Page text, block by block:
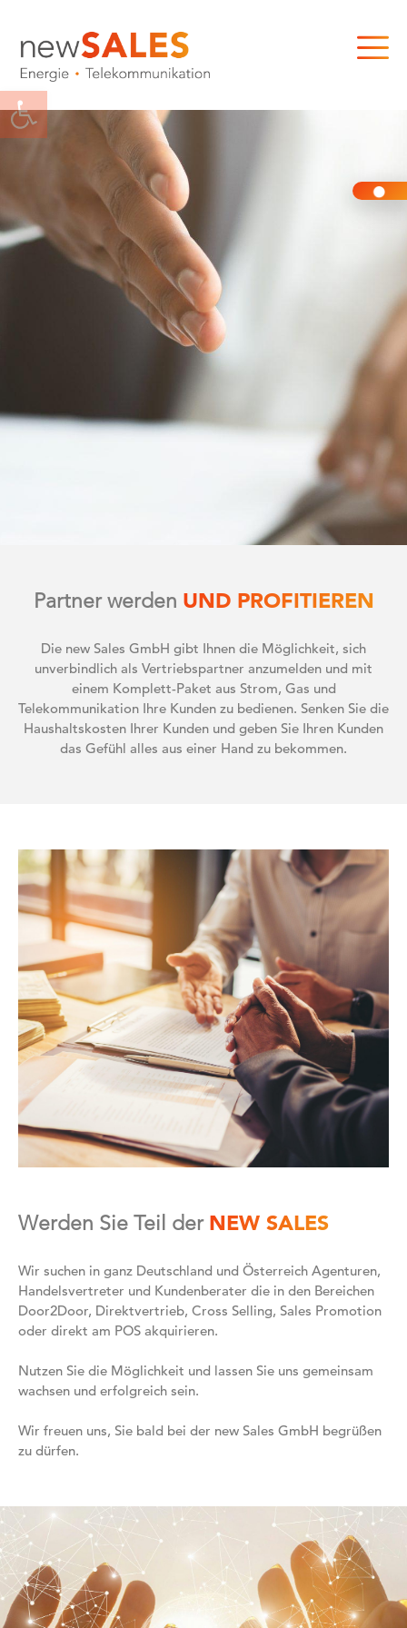
Werkzeugleiste öffnen
Partner werden UND PROFITIEREN
Die new Sales GmbH gibt Ihnen die Möglichkeit, sich
unverbindlich als Vertriebspartner anzumelden und mit
einem Komplett-Paket aus Strom, Gas und
Telekommunikation Ihre Kunden zu bedienen. Senken Sie die
Haushaltskosten Ihrer Kunden und geben Sie Ihren Kunden
das Gefühl alles aus einer Hand zu bekommen.
Werden Sie Teil der NEW SALES
Wir suchen in ganz Deutschland und Österreich Agenturen,
Handelsvertreter und Kundenberater die in den Bereichen
Door2Door, Direktvertrieb, Cross Selling, Sales Promotion
oder direkt am POS akquirieren.
Nutzen Sie die Möglichkeit und lassen Sie uns gemeinsam
wachsen und erfolgreich sein.
Wir freuen uns, Sie bald bei der new Sales GmbH begrüßen
zu dürfen.